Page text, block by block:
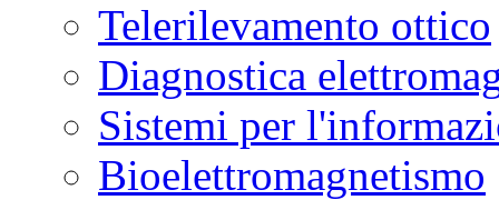
Telerilevamento ottico
Diagnostica
Sistemi per
Bioelettromagnetismo